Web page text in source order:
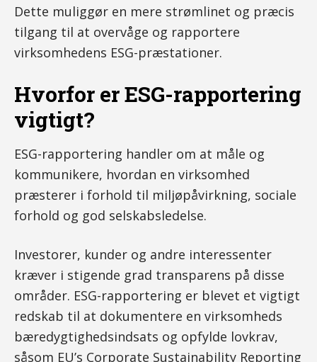
Dette muliggør en mere strømlinet og præcis
tilgang til at overvåge og rapportere
virksomhedens ESG-præstationer.
Hvorfor er ESG-rapportering
vigtigt?
ESG-rapportering handler om at måle og
kommunikere, hvordan en virksomhed
præsterer i forhold til miljøpåvirkning, sociale
forhold og god selskabsledelse.
Investorer, kunder og andre interessenter
kræver i stigende grad transparens på disse
områder. ESG-rapportering er blevet et vigtigt
redskab til at dokumentere en virksomheds
bæredygtighedsindsats og opfylde lovkrav,
såsom EU’s Corporate Sustainability Reporting